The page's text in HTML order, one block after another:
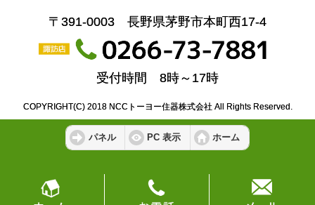
〒391-0003 長野県茅野市本町西17-4
受付時間 8時～17時
COPYRIGHT(C) 2018 NCCトーヨー住器株式会社 All Rights Reserved.
パネル PC 表示 ホーム